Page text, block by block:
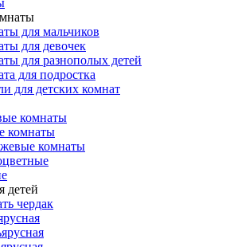
для мальчиков
для девочек
для разнополых детей
для подростка
для детских комнат
комнаты
комнаты
комнаты
детей
чердак